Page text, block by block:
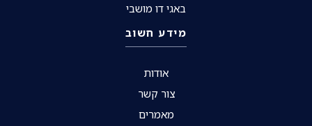
באגי דו מושבי
מידע חשוב
אודות
צור קשר
מאמרים